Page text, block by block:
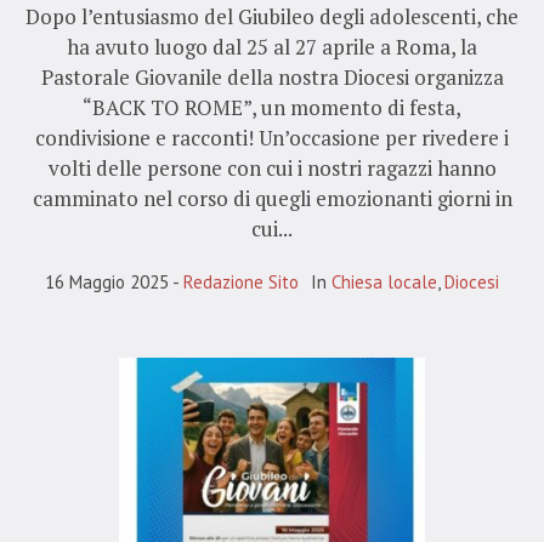
Dopo l’entusiasmo del Giubileo degli adolescenti, che
ha avuto luogo dal 25 al 27 aprile a Roma, la
Pastorale Giovanile della nostra Diocesi organizza
“BACK TO ROME”, un momento di festa,
condivisione e racconti! Un’occasione per rivedere i
volti delle persone con cui i nostri ragazzi hanno
camminato nel corso di quegli emozionanti giorni in
cui...
16 Maggio 2025 Redazione Sito In Chiesa locale Diocesi